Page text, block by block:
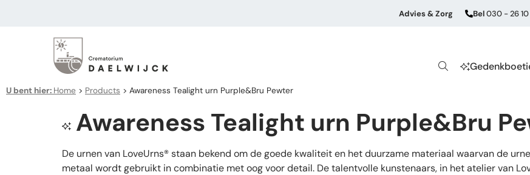
Advies & Zorg Bel030 - 26
U bent hier: Home > Products > Awareness Tealight urn Purple&Bru Pewter
Awareness Tealight urn Purple&Bru
De urnen van LoveUrns® staan bekend om de goede kwaliteit en het duurzame materiaal waarvan de
metaal wordt gebruikt in combinatie met oog voor detail. De talentvolle kunstenaars, in het atelier van